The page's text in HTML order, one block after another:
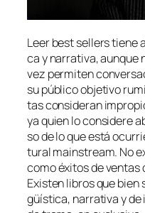
Leerbest se­llerstie­ne
ca y na­rra­ti­va, aun­que
vez per­mi­ten
su pú­bli­co ob­je­ti­vo
tas con­si­de­ran
ya quien lo con­si­de­re
so de lo que es­tá
tu­ralmains­tream. No
co­mo éxi­tos de ven­tas
Existen li­bros que
güís­ti­ca, na­rra­ti­va y